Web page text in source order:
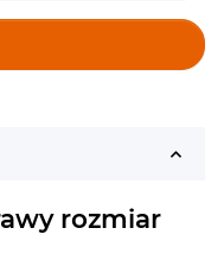
rozmiar